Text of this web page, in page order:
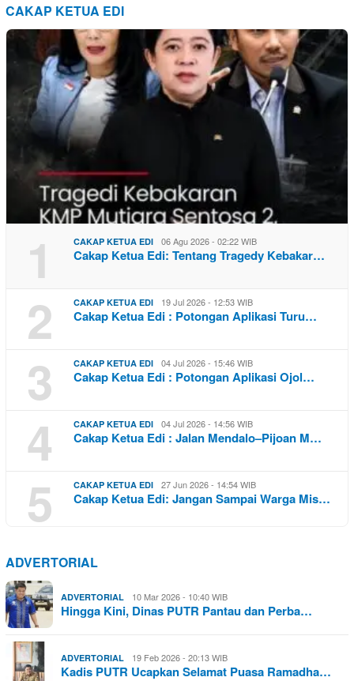
CAKAP KETUA EDI
1 CAKAP KETUA EDI 06 Agu 2026 - 02:22 WIB
Cakap Ketua Edi: Tentang Tragedy Kebakar…
2 CAKAP KETUA EDI 19 Jul 2026 - 12:53 WIB
Cakap Ketua Edi : Potongan Aplikasi Turu…
3 CAKAP KETUA EDI 04 Jul 2026 - 15:46 WIB
Cakap Ketua Edi : Potongan Aplikasi Ojol…
4 CAKAP KETUA EDI 04 Jul 2026 - 14:56 WIB
Cakap Ketua Edi : Jalan Mendalo–Pijoan M…
5 CAKAP KETUA EDI 27 Jun 2026 - 14:54 WIB
Cakap Ketua Edi: Jangan Sampai Warga Mis…
ADVERTORIAL
ADVERTORIAL 10 Mar 2026 - 10:40 WIB
Hingga Kini, Dinas PUTR Pantau dan Perba…
ADVERTORIAL 19 Feb 2026 - 20:13 WIB
Kadis PUTR Ucapkan Selamat Puasa Ramadha…